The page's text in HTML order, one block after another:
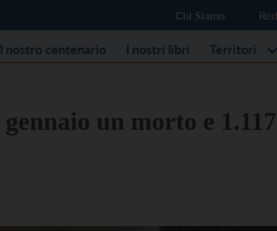
Chi Siamo
nostro centenario I nostri libri Territori
un morto e 1.117